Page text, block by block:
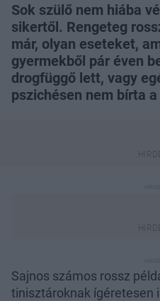
Sok szülő nem hiába
sikertől. Rengeteg
már, olyan eseteket,
gyermekből pár éven
drogfüggő lett, vagy
pszichésen nem bírta
Sajnos számos rossz
tinisztároknak ígéretesen